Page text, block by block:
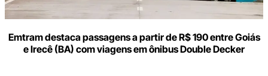
Emtram destaca passagens a partir de R$ 190 entre Goiás
e Irecê (BA) com viagens em ônibus Double Decker